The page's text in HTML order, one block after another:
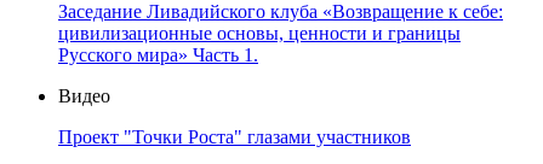
Заседание Ливадийского клуба «Возвращение к себе:
цивилизационные основы, ценности и границы
Русского мира» Часть 1.
Видео
Проект "Точки Роста" глазами участников